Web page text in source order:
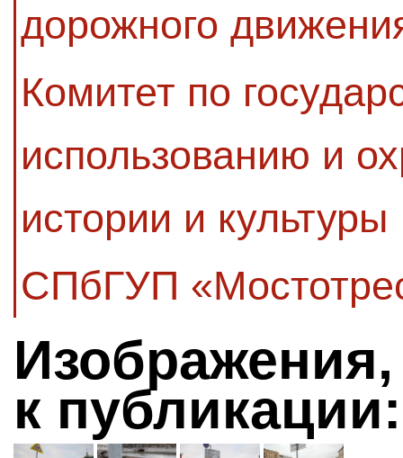
дорожного
Комитет по
использованию и
истории и культуры
СПбГУП
к публикации: